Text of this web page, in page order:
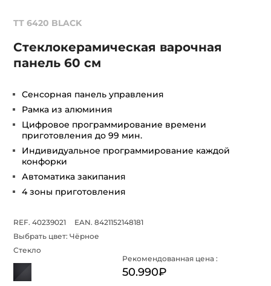
TT 6420 BLACK
Стеклокерамическая варочная
панель 60 см
Сенсорная панель управления
Рамка из алюминия
Цифровое программирование времени
приготовления до 99 мин.
Индивидуальное программирование каждой
конфорки
Автоматика закипания
4 зоны приготовления
REF. 40239021
EAN. 8421152148181
Выбрать цвет:Чёрное
Стекло
Рекомендованная цена :
50.990₽